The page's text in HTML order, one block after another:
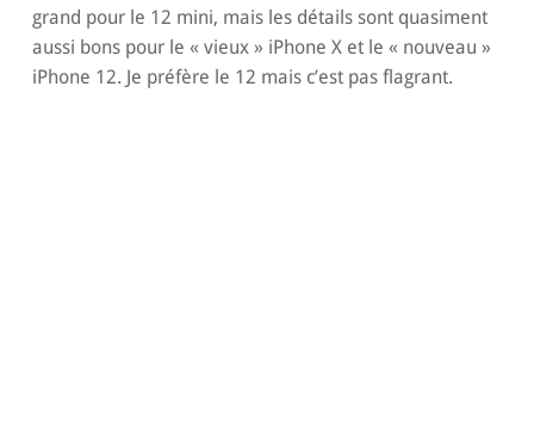
grand pour le 12 mini, mais les détails sont quasiment
aussi bons pour le « vieux » iPhone X et le « nouveau »
iPhone 12. Je préfère le 12 mais c’est pas flagrant.